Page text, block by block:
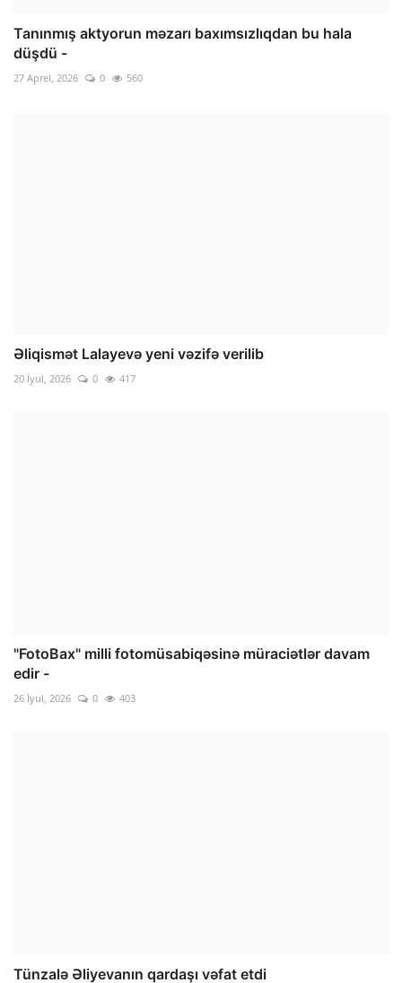
Tanınmış aktyorun məzarı baxımsızlıqdan bu hala
düşdü -
27 Aprel, 2026 0 560
Əliqismət Lalayevə yeni vəzifə verilib
20 İyul, 2026 0 417
"FotoBax" milli fotomüsabiqəsinə müraciətlər davam
edir -
26 İyul, 2026 0 403
Tünzalə Əliyevanın qardaşı vəfat etdi